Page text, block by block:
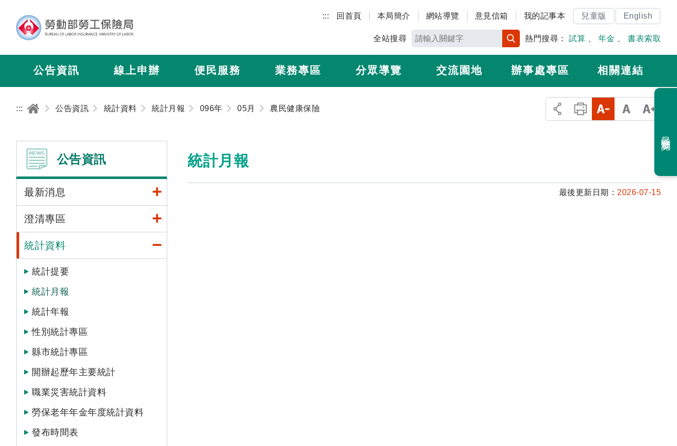
::: 回首頁 本局簡介 網站導覽 意見信箱 我的記事本 兒童版 English
全站搜尋 熱門搜尋： 試算 年金 書表索取
公告資訊 線上申辦 便民服務 業務專區 分眾導覽 交流園地 辦事處專區 相關連結
::: 公告資訊 統計資料 統計月報 096年 05月 農民健康保險
公告資訊
最新消息
澄清專區
統計資料
統計提要
統計月報
統計年報
性別統計專區
縣市統計專區
開辦起歷年主要統計
職業災害統計資料
勞保老年年金年度統計資料
發布時間表
統計月報
最後更新日期： 2026-07-15